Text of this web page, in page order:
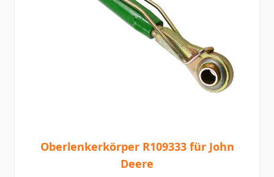
Oberlenkerkörper R109333 für John
Deere